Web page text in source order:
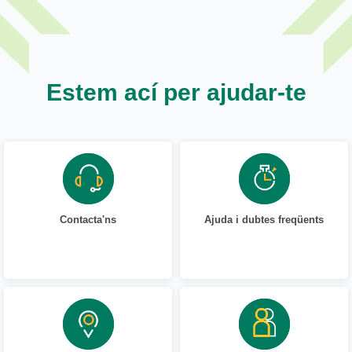
Estem ací per ajudar-te
Contacta'ns Ajuda i dubtes freqüents